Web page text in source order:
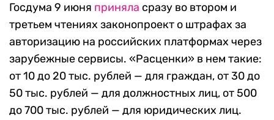
Госдума 9 июня приняла сразу во втором и
третьем чтениях законопроект о штрафах за
авторизацию на российских платформах через
зарубежные сервисы. «Расценки» в нем такие:
от 10 до 20 тыс. рублей — для граждан, от 30 до
50 тыс. рублей — для должностных лиц, от 500
до 700 тыс. рублей — для юридических лиц.